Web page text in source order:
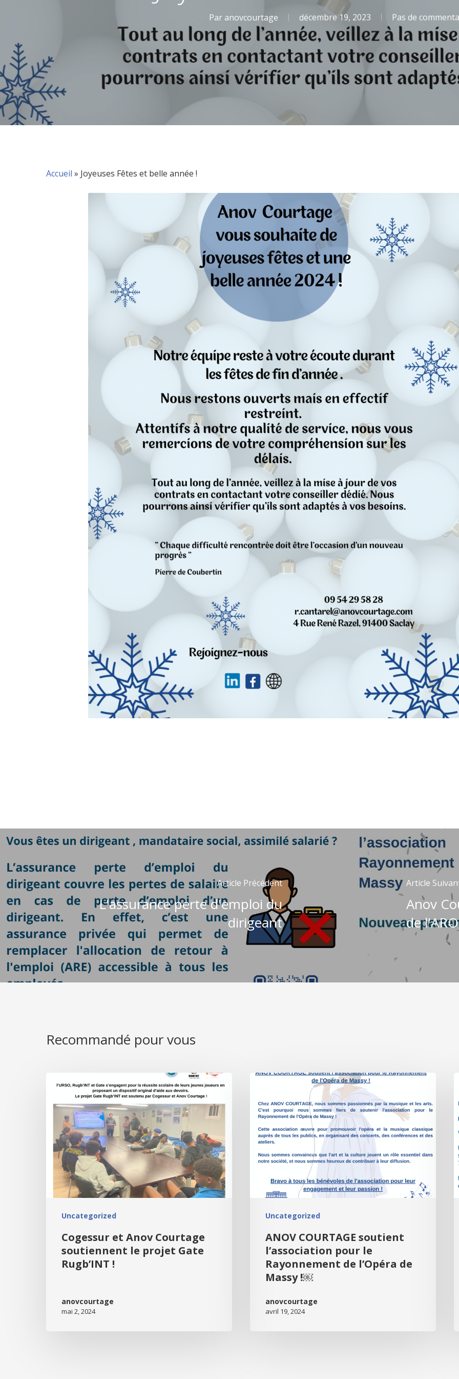
Par anovcourtage décembre 19, 2023 Pas de
Accueil » Joyeuses Fêtes et belle année !
Article Précédent
L'assurance perte d'emploi du
dirigeant
Article
Anov
de
Recommandé pour vous
Uncategorized
Cogessur et Anov Courtage
soutiennent le projet Gate
Rugb’INT !
anovcourtage
mai 2, 2024
Uncategorized
ANOV COURTAGE soutient
l’association pour le
Rayonnement de l’Opéra de
Massy !￼
anovcourtage
avril 19, 2024